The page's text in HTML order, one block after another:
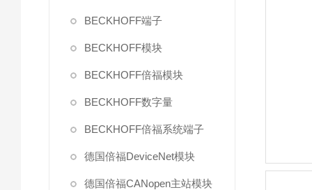
BECKHOFF端子
BECKHOFF模块
BECKHOFF倍福模块
BECKHOFF数字量
BECKHOFF倍福系统端子
德国倍福DeviceNet模块
德国倍福CANopen主站模块